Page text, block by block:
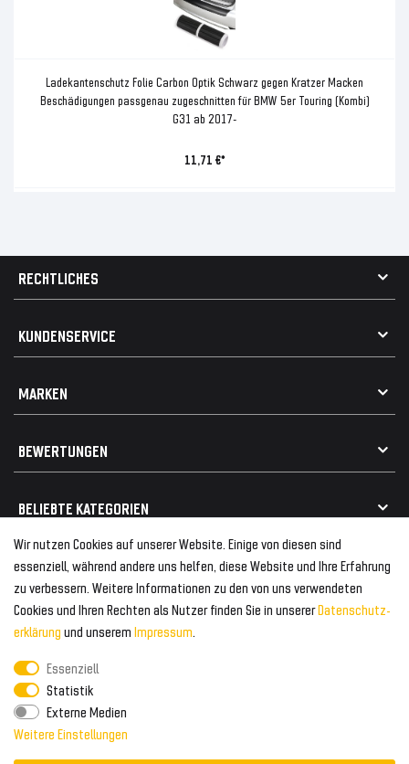
Ladekantenschutz Folie Carbon Optik Schwarz gegen Kratzer Macken
Beschädigungen passgenau zugeschnitten für BMW 5er Touring (Kombi)
G31 ab 2017-
11,71 €*
Wir nutzen Cookies auf unserer Website. Einige von diesen sind
essenziell, während andere uns helfen, diese Website und Ihre Erfahrung
zu verbessern. Weitere Informationen zu den von uns verwendeten
Cookies und Ihren Rechten als Nutzer finden Sie in unsererDaten­schutz­
erklärung und unserem Impressum.
Essenziell
Statistik
Externe Medien
Weitere Einstellungen
RECHTLICHES
Widerrufsrecht
Vertrag widerrufen
Elektro- / Altteilentsorgung
KUNDENSERVICE
MARKEN
Geeignet für Mercedes
BEWERTUNGEN
BELIEBTE KATEGORIEN
Frontspoiler
Heckspoiler
Kabelbäume
Kühlergrill
FOLGEN SIE UNS AUF
Tuning Fanatics
ZAHLUNG & VERSAND
Zahlungsanbieter
Versand & Zahlung
WELTWEITER VERSAND
© 2026 Tuning Fanatics